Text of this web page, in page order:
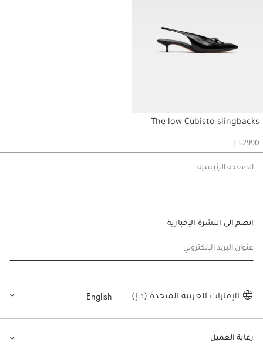
The low Cubisto slingbacks
2990 د.إ
الصفحة الرئيسية
رعاية العميل
انضم إلى النشرة الإخبارية
عنوان البريد الإلكتروني
الإمارات العربية المتحدة (د.إ) English